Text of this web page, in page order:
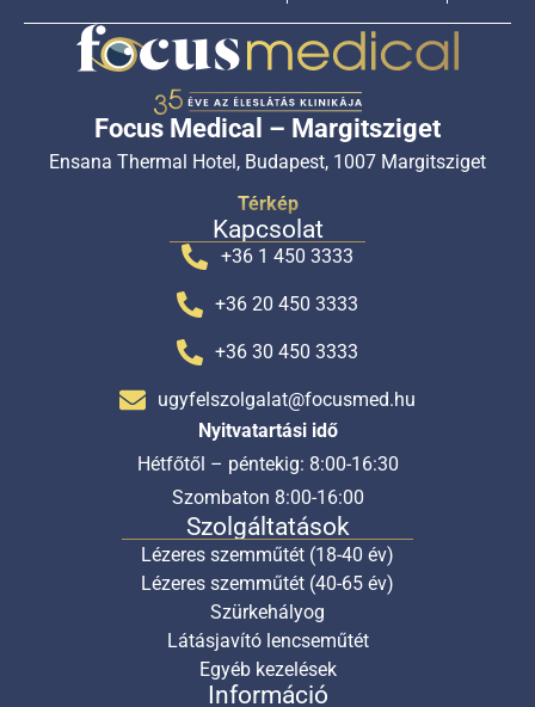
Focus Medical – Margitsziget
Ensana Thermal Hotel, Budapest, 1007 Margitsziget
Térkép
Kapcsolat
+36 1 450 3333
+36 20 450 3333
+36 30 450 3333
ugyfelszolgalat@focusmed.hu
Nyitvatartási idő
Hétfőtől – péntekig: 8:00-16:30
Szombaton 8:00-16:00
Szolgáltatások
Lézeres szemműtét (18-40 év)
Lézeres szemműtét (40-65 év)
Szürkehályog
Látásjavító lencseműtét
Egyéb kezelések
Információ